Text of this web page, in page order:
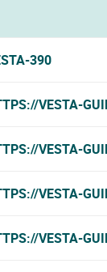
390
VESTA-
VESTA-
VESTA-
VESTA-